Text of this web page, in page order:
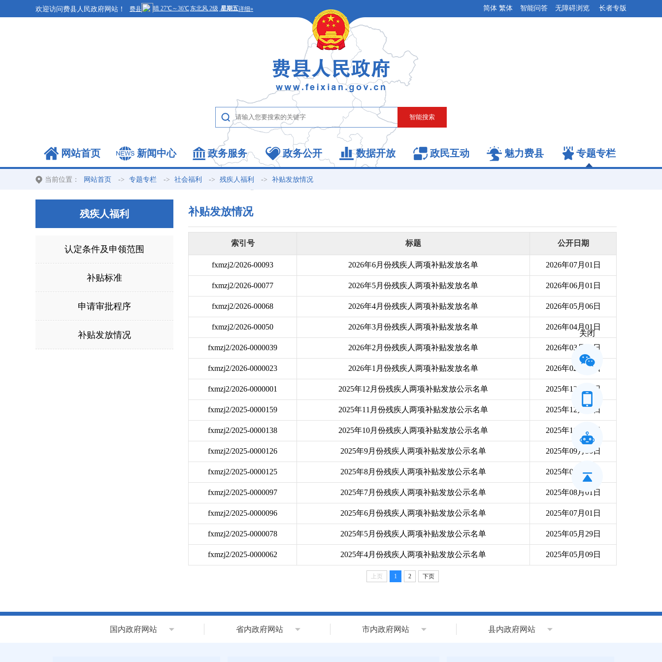
欢迎访问费县人民政府网站！ 智能问答 无障碍浏览 长者专版
简体 繁体
网站首页 新闻中心 政务服务 政务公开 数据开放 政民互动 魅力费县 专题专栏
当前位置： 网站首页 -> 专题专栏 -> 社会福利 -> 残疾人福利 -> 补贴发放情况
残疾人福利
认定条件及申领范围
补贴标准
申请审批程序
补贴发放情况
补贴发放情况
索引号 标题 公开日期
fxmzj2/2026-00093 2026年6月份残疾人两项补贴发放名单 2026年07月01日
fxmzj2/2026-00077 2026年5月份残疾人两项补贴发放名单 2026年06月01日
fxmzj2/2026-00068 2026年4月份残疾人两项补贴发放名单 2026年05月06日
fxmzj2/2026-00050 2026年3月份残疾人两项补贴发放名单 2026年04月01日
fxmzj2/2026-0000039 2026年2月份残疾人两项补贴发放名单 2026年03月02日
fxmzj2/2026-0000023 2026年1月份残疾人两项补贴发放名单 2026年02月01日
fxmzj2/2026-0000001 2025年12月份残疾人两项补贴发放公示名单 2025年12月31日
fxmzj2/2025-0000159 2025年11​月份残疾人两项补贴发放公示名单 2025年12月02日
fxmzj2/2025-0000138 2025年10​月份残疾人两项补贴发放公示名单 2025年11月03日
fxmzj2/2025-0000126 2025年9月份残疾人两项补贴发放公示名单 2025年09月30日
fxmzj2/2025-0000125 2025年8月份残疾人两项补贴发放公示名单 2025年09月01日
fxmzj2/2025-0000097 2025年7月份残疾人两项补贴发放公示名单 2025年08月01日
fxmzj2/2025-0000096 2025年6月份残疾人两项补贴发放公示名单 2025年07月01日
fxmzj2/2025-0000078 2025年5月份残疾人两项补贴发放公示名单 2025年05月29日
fxmzj2/2025-0000062 2025年4月份残疾人两项补贴发放公示名单 2025年05月09日
上页 1 2 下页
国内政府网站 省内政府网站 市内政府网站 县内政府网站
关闭